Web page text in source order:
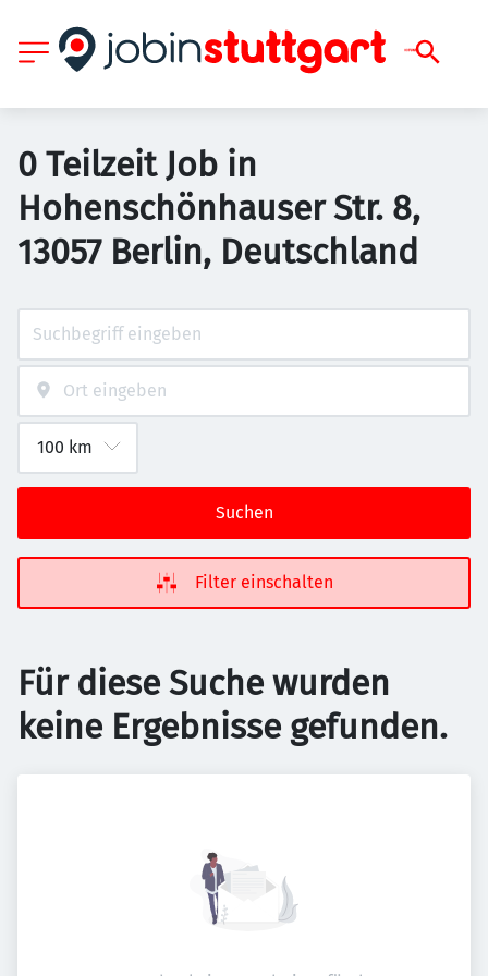
0 Teilzeit Job in
Hohenschönhauser Str. 8,
13057 Berlin, Deutschland
Suchen
Filter einschalten
Für diese Suche wurden
keine Ergebnisse gefunden.